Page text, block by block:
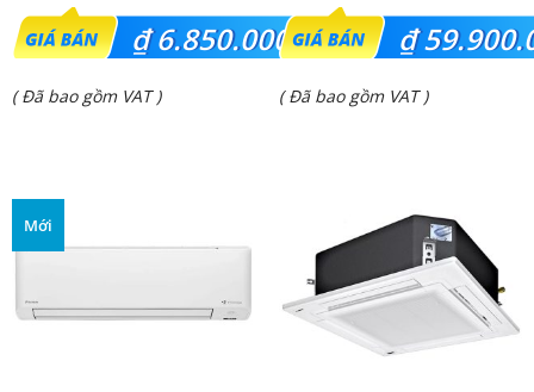
Giá
gốc
là:
₫6.850.000
Giá
₫ 6.850.000.
( Đã bao gồm VAT )
Giá
gốc
là:
₫
Giá
₫ 59.900.000.
( Đã bao gồm VAT )
Mới